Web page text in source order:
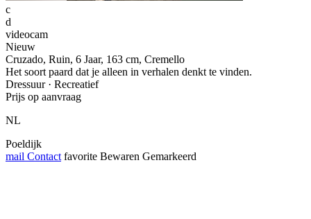
c
d
videocam
Nieuw
Cruzado, Ruin, 6 Jaar, 163 cm, Cremello
Het soort paard dat je alleen in verhalen denkt te vinden.
Dressuur · Recreatief
Prijs op aanvraag
NL
Poeldijk
mail Contact favorite Bewaren Gemarkeerd